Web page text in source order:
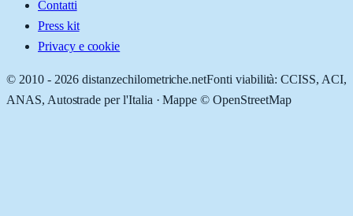
Contatti
Press kit
Privacy e cookie
© 2010 - 2026 distanzechilometriche.netFonti viabilità: CCISS, ACI,
ANAS, Autostrade per l'Italia · Mappe © OpenStreetMap